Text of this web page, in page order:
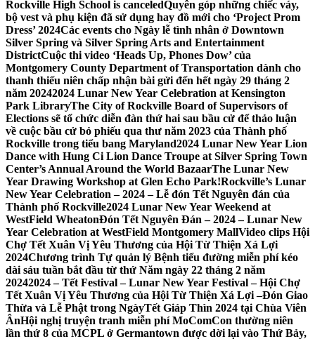
Rockville High School is canceledQuyên góp những chiếc váy,
bộ vest và phụ kiện đã sử dụng hay đồ mới cho ‘Project Prom
Dress’ 2024Các events cho Ngày lễ tình nhân ở Downtown
Silver Spring và Silver Spring Arts and Entertainment
DistrictCuộc thi video ‘Heads Up, Phones Dow’ của
Montgomery County Department of Transportation dành cho
thanh thiếu niên chấp nhận bài gửi đến hết ngày 29 tháng 2
năm 20242024 Lunar New Year Celebration at Kensington
Park LibraryThe City of Rockville Board of Supervisors of
Elections sẽ tổ chức diễn đàn thứ hai sau bầu cử để thảo luận
về cuộc bầu cử bỏ phiếu qua thư năm 2023 của Thành phố
Rockville trong tiểu bang Maryland2024 Lunar New Year Lion
Dance with Hung Ci Lion Dance Troupe at Silver Spring Town
Center’s Annual Around the World BazaarThe Lunar New
Year Drawing Workshop at Glen Echo Park!Rockville’s Lunar
New Year Celebration – 2024 – Lễ đón Tết Nguyên đán của
Thành phố Rockville2024 Lunar New Year Weekend at
WestField WheatonĐón Tết Nguyên Đán – 2024 – Lunar New
Year Celebration at WestField Montgomery MallVideo clips Hội
Chợ Tết Xuân Vị Yêu Thương của Hội Từ Thiện Xá Lợi
2024Chương trình Tự quản lý Bệnh tiểu đường miễn phí kéo
dài sáu tuần bắt đầu từ thứ Năm ngày 22 tháng 2 năm
20242024 – Tết Festival – Lunar New Year Festival – Hội Chợ
Tết Xuân Vị Yêu Thương của Hội Từ Thiện Xá Lợi –Đón Giao
Thừa và Lễ Phật trong NgàyTết Giáp Thìn 2024 tại Chùa Viên
ÂnHội nghị truyện tranh miễn phí MoComCon thường niên
lần thứ 8 của MCPL ở Germantown được dời lại vào Thứ Bảy,